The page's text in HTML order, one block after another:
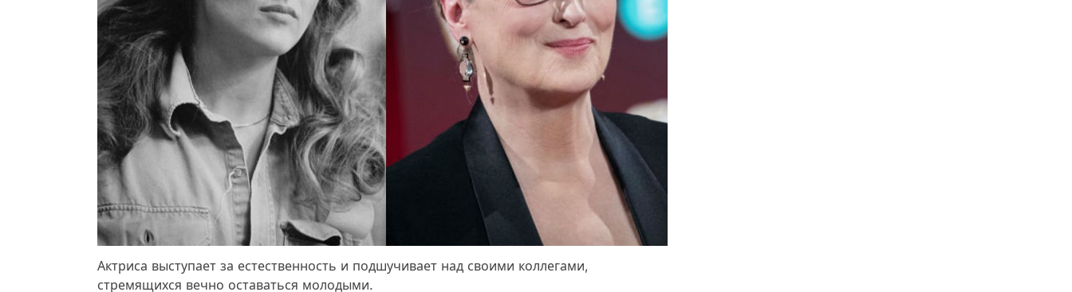
Актриса выступает за естественность и подшучивает над своими коллегами,
стремящихся вечно оставаться молодыми.